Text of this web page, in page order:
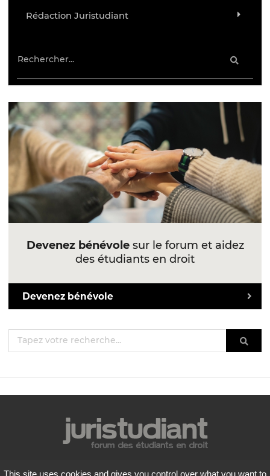
Rédaction Juristudiant
Devenez bénévolesur le forum et aidez
des étudiants en droit
Devenez bénévole
Mentions légales
This site uses cookies and gives you control over what you want to